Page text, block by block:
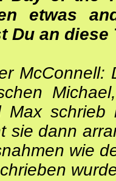
etwas
Du an diese
McConnell:
Max schrieb
sie dann
wie